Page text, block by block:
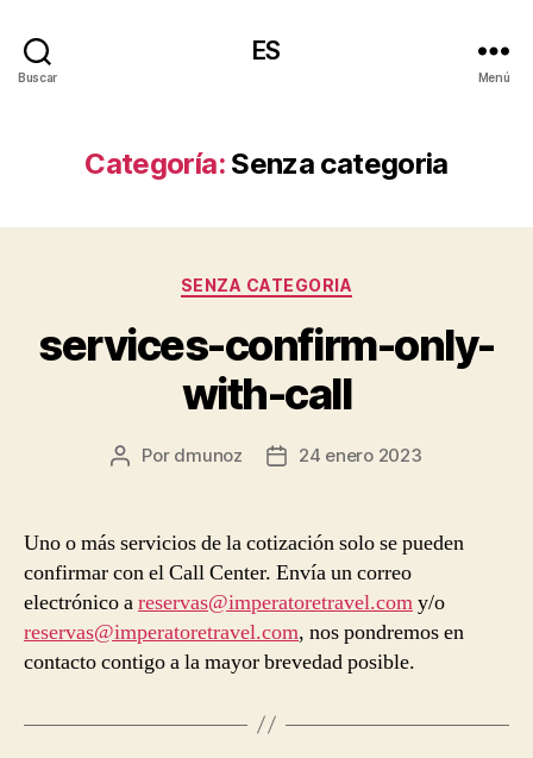
Buscar
ES
Menú
Categoría: Senza categoria
Categorías
SENZA CATEGORIA
services-confirm-only-
with-call
Autor
entrada
Por dmunoz
Fecha
entrada
24 enero 2023
Uno o más servicios de la cotización solo se pueden
confirmar con el Call Center. Envía un correo
electrónico areservas@imperatoretravel.comy/o
reservas@imperatoretravel.com, nos pondremos en
contacto contigo a la mayor brevedad posible.